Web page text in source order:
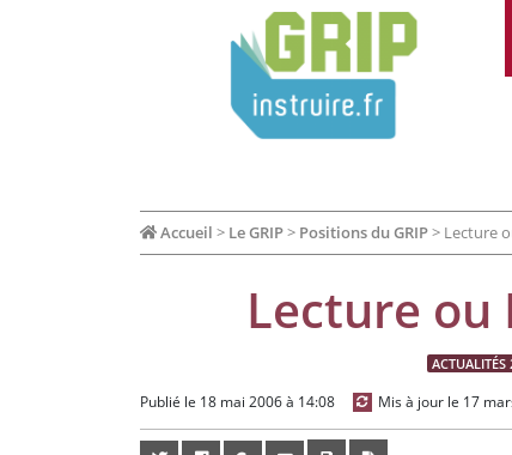
Accueil > Le GRIP> Positions du GRIP> Lecture
Lecture ou
ACTUALITÉS
Publié le 18 mai 2006 à 14:08 Mis à jour le 17